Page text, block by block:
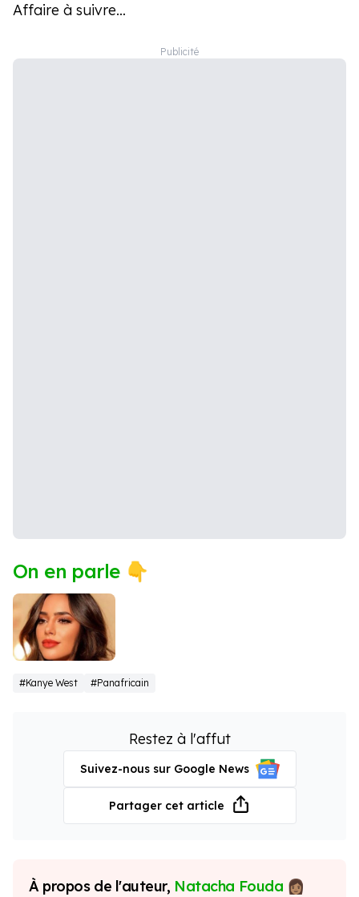
Affaire à suivre…
On en parle 👇
#Kanye West #Panafricain
Restez à l'affut
Suivez-nous sur Google News
Partager cet article
À propos de l'auteur, Natacha Fouda